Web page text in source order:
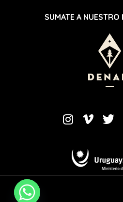
SUMATE A NUESTRO